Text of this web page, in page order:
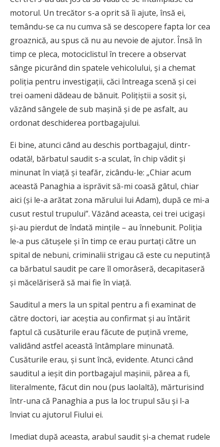
motorul. Un trecător s-a oprit să îi ajute, însă ei,
temându-se ca nu cumva să se descopere fapta lor cea
groaznică, au spus că nu au nevoie de ajutor. Însă în
timp ce pleca, motociclistul în trecere a observat
sânge picurând din spatele vehicolului, şi a chemat
poliţia pentru investigaţii, căci întreaga scenă şi cei
trei oameni dădeau de bănuit. Poliţiştii a sosit şi,
văzând sângele de sub maşină şi de pe asfalt, au
ordonat deschiderea portbagajului.
Ei bine, atunci când au deschis portbagajul, dintr-
odată!, bărbatul saudit s-a sculat, în chip vădit şi
minunat în viaţă şi teafăr, zicându-le: „Chiar acum
această Panaghia a isprăvit să-mi coasă gâtul, chiar
aici (şi le-a arătat zona mărului lui Adam), după ce mi-a
cusut restul trupului”. Văzând aceasta, cei trei ucigaşi
şi-au pierdut de îndată minţile – au înnebunit. Poliţia
le-a pus cătuşele şi în timp ce erau purtaţi către un
spital de nebuni, criminalii strigau că este cu neputinţă
ca bărbatul saudit pe care îl omorâseră, decapitaseră
şi măcelăriseră să mai fie în viaţă.
Sauditul a mers la un spital pentru a fi examinat de
către doctori, iar aceştia au confirmat şi au întărit
faptul că cusăturile erau făcute de puţină vreme,
validând astfel această întâmplare minunată.
Cusăturile erau, şi sunt încă, evidente. Atunci când
sauditul a ieşit din portbagajul maşinii, părea a fi,
literalmente, făcut din nou (pus laolaltă), mărturisind
într-una că Panaghia a pus la loc trupul său şi l-a
înviat cu ajutorul Fiului ei.
Imediat după aceasta, arabul saudit şi-a chemat rudele